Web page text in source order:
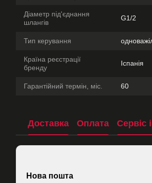
Діаметр під'єднання
шлангів
G1/2
Тип керування
Країна реєстрації
бренду
Іспанія
Гарантійний термін, міс. 60
Доставка Оплата Сервіс
Нова пошта